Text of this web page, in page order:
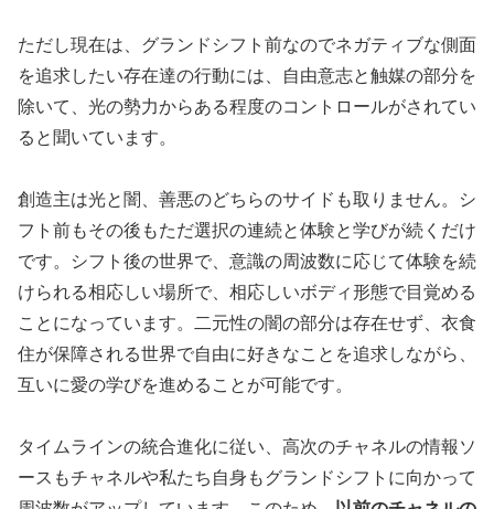
ただし現在は、グランドシフト前なのでネガティブな側面
を追求したい存在達の行動には、自由意志と触媒の部分を
除いて、光の勢力からある程度のコントロールがされてい
ると聞いています。
創造主は光と闇、善悪のどちらのサイドも取りません。シ
フト前もその後もただ選択の連続と体験と学びが続くだけ
です。シフト後の世界で、意識の周波数に応じて体験を続
けられる相応しい場所で、相応しいボディ形態で目覚める
ことになっています。二元性の闇の部分は存在せず、衣食
住が保障される世界で自由に好きなことを追求しながら、
互いに愛の学びを進めることが可能です。
タイムラインの統合進化に従い、高次のチャネルの情報ソ
ースもチャネルや私たち自身もグランドシフトに向かって